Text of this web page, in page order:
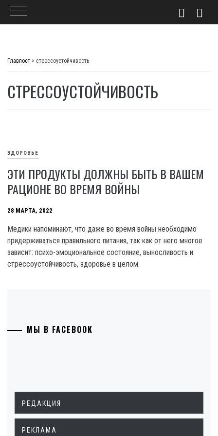
Главпост > стрессоустойчивость
СТРЕССОУСТОЙЧИВОСТЬ
ЗДОРОВЬЕ
ЭТИ ПРОДУКТЫ ДОЛЖНЫ БЫТЬ В ВАШЕМ
РАЦИОНЕ ВО ВРЕМЯ ВОЙНЫ
28 МАРТА, 2022
Медики напоминают, что даже во время войны необходимо
придерживаться правильного питания, так как от него многое
зависит: психо-эмоциональное состояние, выносливость и
стрессоустойчивость, здоровье в целом.
МЫ В FACEBOOK
РЕДАКЦИЯ
РЕКЛАМА